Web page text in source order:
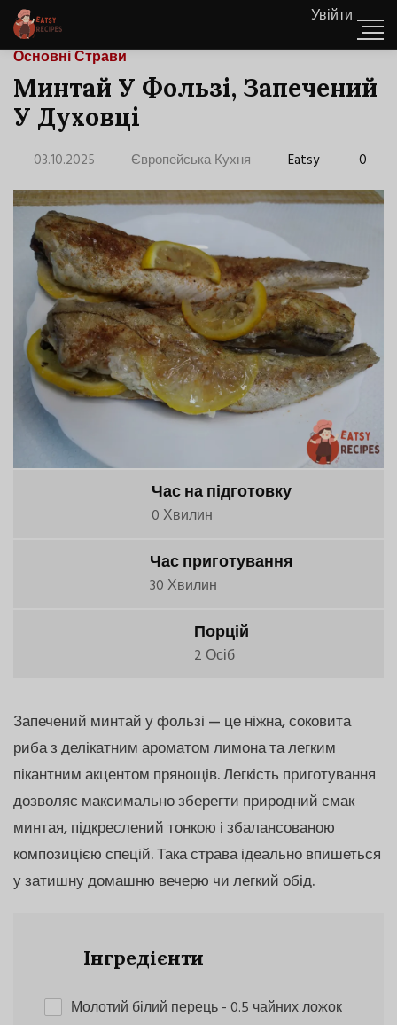
Увійти
Основні Страви
Минтай У Фользі, Запечений
У Духовці
03.10.2025 Європейська Кухня Eatsy 0
Час на підготовку
0 Хвилин
Час приготування
30 Хвилин
Порцій
2 Осіб
Запечений минтай у фользі — це ніжна, соковита
риба з делікатним ароматом лимона та легким
пікантним акцентом прянощів. Легкість приготування
дозволяє максимально зберегти природний смак
минтая, підкреслений тонкою і збалансованою
композицією спецій. Така страва ідеально впишеться
у затишну домашню вечерю чи легкий обід.
Інгредієнти
Молотий білий перець- 0.5 чайних ложок